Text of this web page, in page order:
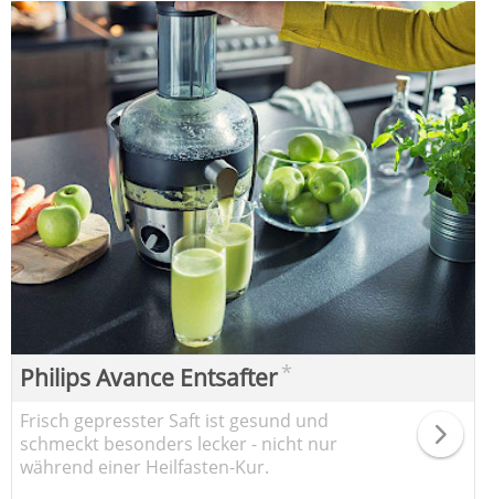
Philips Avance Entsafter*
Frisch gepresster Saft ist gesund und
schmeckt besonders lecker - nicht nur
während einer Heilfasten-Kur.